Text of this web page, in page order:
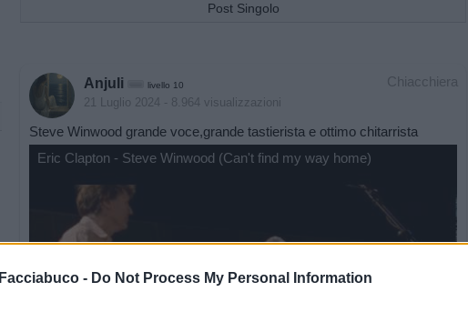
Facciabuco - Do Not Process My Personal Information
Post Singolo
Chiacchiera
Anjuli livello 10
21 Luglio 2024 - 8.964 visualizzazioni
Steve Winwood grande voce,grande tastierista e ottimo chitarrista
Eric Clapton - Steve Winwood (Can't find my way home)